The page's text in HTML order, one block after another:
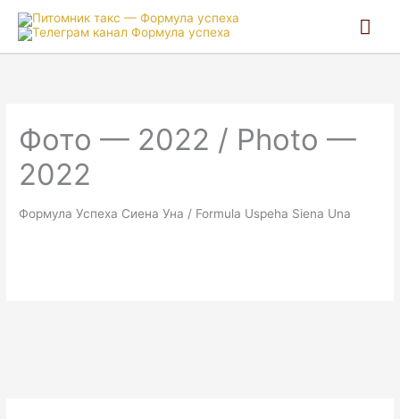
Фото — 2022 / Photo —
2022
Формула Успеха Сиена Уна / Formula Uspeha Siena Una